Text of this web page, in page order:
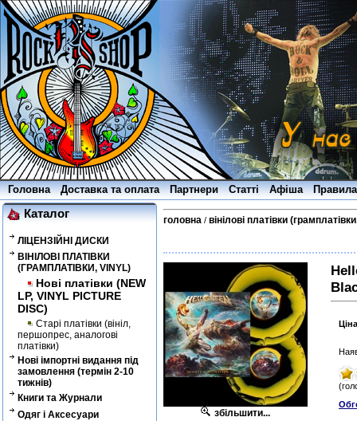
Головна Доставка та оплата Партнери Статті Афіша
Каталог
ЛІЦЕНЗІЙНІ ДИСКИ
ВІНІЛОВІ ПЛАТІВКИ
(ГРАМПЛАТІВКИ, VINYL)
Нові платівки (NEW
LP, VINYL PICTURE
DISC)
Старі платівки (вініл,
першопрес, аналогові
платівки)
Нові імпортні видання під
замовлення (термін 2-10
тижнів)
Книги та Журнали
Одяг і Аксесуари
головна / вінілові платівки
збільшити...